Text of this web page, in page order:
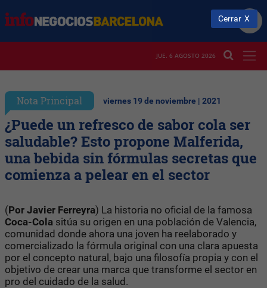
JUE. 6 AGOSTO 2026
Nota Principal viernes 19 de noviembre | 2021
¿Puede un refresco de sabor cola ser
saludable? Esto propone Malferida,
una bebida sin fórmulas secretas que
comienza a pelear en el sector
(Por Javier Ferreyra) La historia no oficial de la famosa
Coca-Cola sitúa su origen en una población de Valencia,
comunidad donde ahora una joven ha reelaborado y
comercializado la fórmula original con una clara apuesta
por el concepto natural, bajo una filosofía propia y con el
objetivo de crear una marca que transforme el sector en
pro del cuidado de la salud.
Cerrar